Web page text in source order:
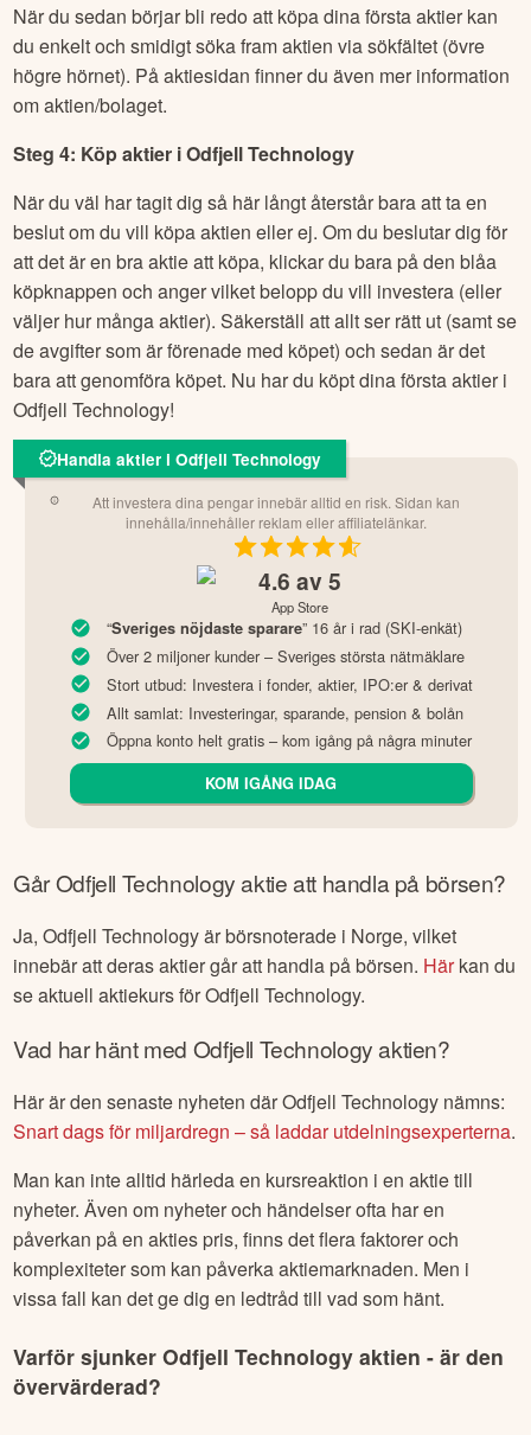
När du sedan börjar bli redo att köpa dina första aktier kan
du enkelt och smidigt söka fram aktien via sökfältet (övre
högre hörnet). På aktiesidan finner du även mer information
om aktien/bolaget.
Steg 4: Köp aktier iOdfjell Technology
När du väl har tagit dig så här långt återstår bara att ta en
beslut om du vill köpa aktien eller ej. Om du beslutar dig för
att det är en bra aktie att köpa, klickar du bara på den blåa
köpknappen och anger vilket belopp du vill investera (eller
väljer hur många aktier). Säkerställ att allt ser rätt ut (samt se
de avgifter som är förenade med köpet) och sedan är det
bara att genomföra köpet. Nu har du köpt dina första aktier i
Odfjell Technology!
Handla aktier i Odfjell Technology
Att investera dina pengar innebär alltid en risk. Sidan kan
innehålla/innehåller reklam eller affiliatelänkar.
4.6 av 5
App Store
“Sveriges nöjdaste sparare” 16 år i rad (SKI-enkät)
Över 2 miljoner kunder – Sveriges största nätmäklare
Stort utbud: Investera i fonder, aktier, IPO:er & derivat
Allt samlat: Investeringar, sparande, pension & bolån
Öppna konto helt gratis – kom igång på några minuter
KOM IGÅNG IDAG
GårOdfjell Technologyaktie att handla på börsen?
Ja,Odfjell Technologyär börsnoterade i Norge, vilket
innebär att deras aktier går att handla på börsen. Härkan du
se aktuell aktiekurs förOdfjell Technology.
Vad har hänt med Odfjell Technologyaktien?
Här är den senaste nyheten därOdfjell Technology nämns:
Snart dags för miljardregn – så laddar utdelningsexperterna.
Man kan inte alltid härleda en kursreaktion i en aktie till
nyheter. Även om nyheter och händelser ofta har en
påverkan på en akties pris, finns det flera faktorer och
komplexiteter som kan påverka aktiemarknaden. Men i
vissa fall kan det ge dig en ledtråd till vad som hänt.
Varför sjunkerOdfjell Technology aktien - är den
övervärderad?